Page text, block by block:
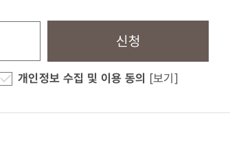
신청
개인정보 수집 및 이용 동의 [보기]